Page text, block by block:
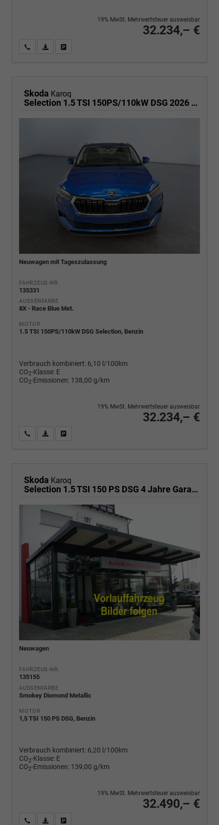
32.234,– €
19% MwSt. Mehrwertsteuer ausweisbar
Wir rufen Sie anPDF-Fahrzeugexposé drucken
Skoda Karoq
Selection 1.5 TSI 150PS/110kW DSG 2026 | +TravelAssist +RFK & Parksensoren +Var. Gepäckraumboden
Neuwagen mit Tageszulassung
FAHRZEUG-NR.
135331
AUSSENFARBE
8X - Race Blue Met.
MOTOR
1.5 TSI 150PS/110kW DSG Selection, Benzin
Verbrauch kombiniert: 6,10 l/100km
CO2-Klasse: E
CO2-Emissionen: 138,00 g/km
32.234,– €
19% MwSt. Mehrwertsteuer ausweisbar
Wir rufen Sie anPDF-Fahrzeugexposé drucken
Skoda Karoq
Selection 1.5 TSI 150 PS DSG 4 Jahre Garantie-Anhängerkupplung-2x PDC-RückfahrkameraKeyless Start-AppleCarPlay-AndroidAuto-Sunset-Tempomat-2-Zonen-Klima-16''Alu
Neuwagen
FAHRZEUG-NR.
135155
AUSSENFARBE
Smokey Diomond Metallic
MOTOR
1,5 TSI 150 PS DSG, Benzin
Verbrauch kombiniert: 6,20 l/100km
CO2-Klasse: E
CO2-Emissionen: 139,00 g/km
32.490,– €
19% MwSt. Mehrwertsteuer ausweisbar
Wir rufen Sie anPDF-Fahrzeugexposé drucken